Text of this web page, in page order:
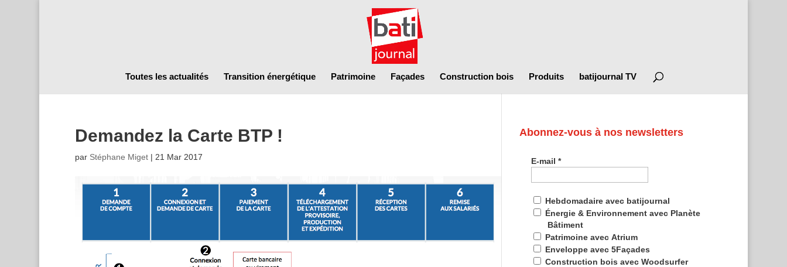
Toutes les actualités Transition énergétique Patrimoine Façades Construction bois Produits batijournal TV
Demandez la Carte BTP !
par Stéphane Miget| 21 Mar 2017
Abonnez-vous à nos newsletters
E-mail*
Hebdomadaire avec batijournal
Énergie & Environnement avec Planète
Bâtiment
Patrimoine avec Atrium
Enveloppe avec 5Façades
Construction bois avec Woodsurfer